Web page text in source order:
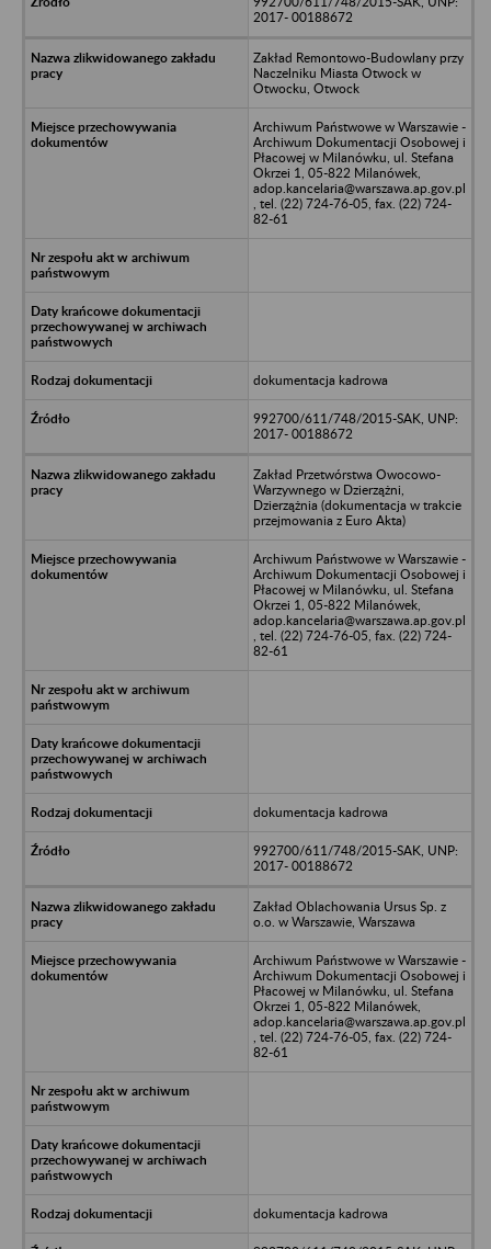
2017- 00188672
Zakład Remontowo-Budowlany przy
Naczelniku Miasta Otwock w
Otwocku, Otwock
Archiwum Państwowe w Warszawie -
Archiwum Dokumentacji Osobowej i
Płacowej w Milanówku, ul. Stefana
Okrzei 1, 05-822 Milanówek,
adop.kancelaria@warszawa.ap.gov.pl
, tel. (22) 724-76-05, fax. (22) 724-
82-61
dokumentacja kadrowa
992700/611/748/2015-SAK, UNP:
2017- 00188672
Zakład Przetwórstwa Owocowo-
Warzywnego w Dzierzążni,
Dzierzążnia (dokumentacja w trakcie
przejmowania z Euro Akta)
Archiwum Państwowe w Warszawie -
Archiwum Dokumentacji Osobowej i
Płacowej w Milanówku, ul. Stefana
Okrzei 1, 05-822 Milanówek,
adop.kancelaria@warszawa.ap.gov.pl
, tel. (22) 724-76-05, fax. (22) 724-
82-61
dokumentacja kadrowa
992700/611/748/2015-SAK, UNP:
2017- 00188672
Zakład Oblachowania Ursus Sp. z
o.o. w Warszawie, Warszawa
Archiwum Państwowe w Warszawie -
Archiwum Dokumentacji Osobowej i
Płacowej w Milanówku, ul. Stefana
Okrzei 1, 05-822 Milanówek,
adop.kancelaria@warszawa.ap.gov.pl
, tel. (22) 724-76-05, fax. (22) 724-
82-61
dokumentacja kadrowa